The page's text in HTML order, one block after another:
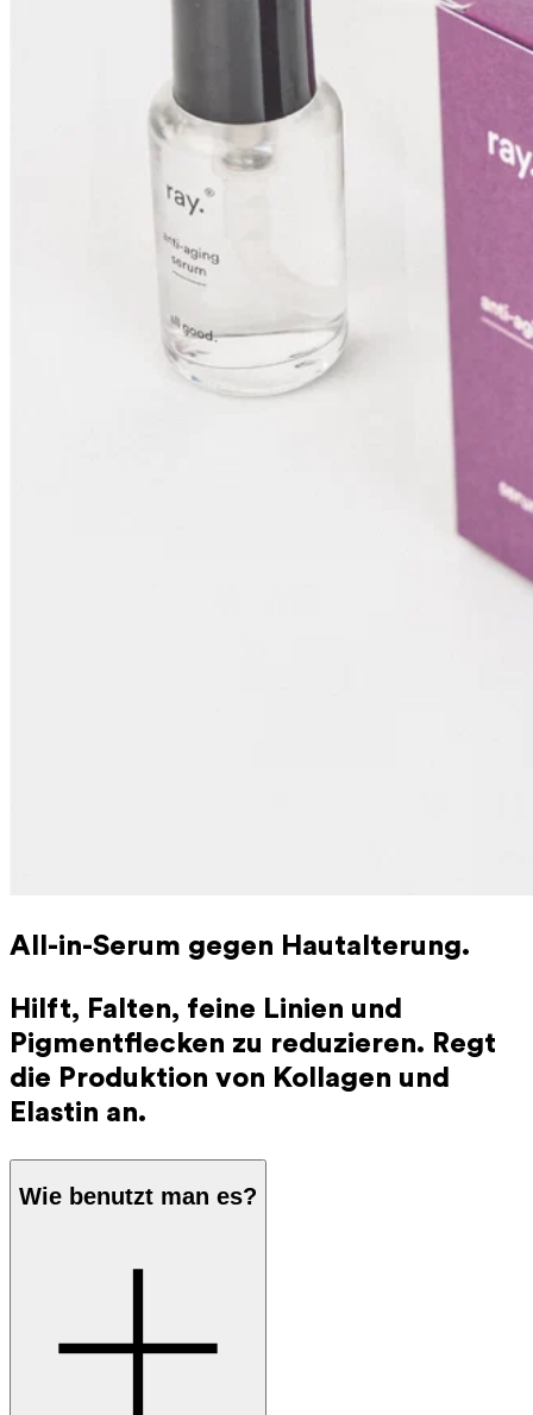
All-in-Serum gegen Hautalterung.
Hilft, Falten, feine Linien und
Pigmentflecken zu reduzieren. Regt
die Produktion von Kollagen und
Elastin an.
Wie benutzt man es?